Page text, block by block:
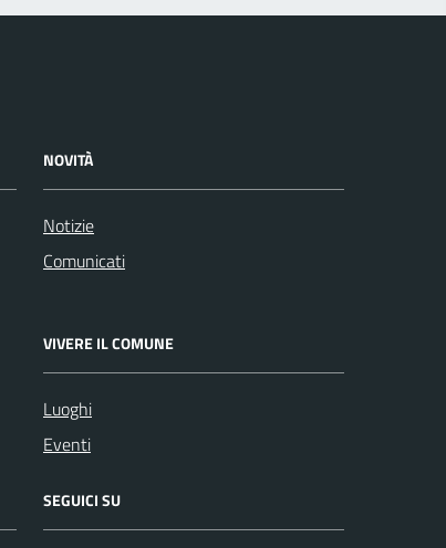
NOVITÀ
Notizie
Comunicati
VIVERE IL COMUNE
Luoghi
Eventi
SEGUICI SU